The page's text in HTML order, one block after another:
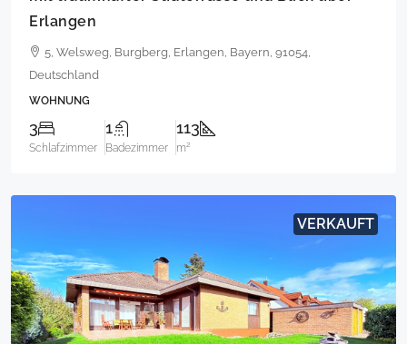
Erlangen
5, Welsweg, Burgberg, Erlangen, Bayern, 91054,
Deutschland
WOHNUNG
3
Schlafzimmer
1
Badezimmer
113
m²
VERKAUFT